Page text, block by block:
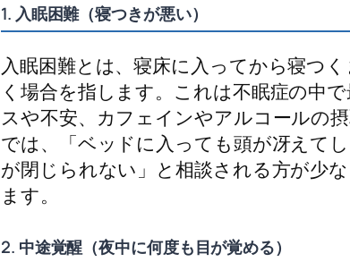
1. 入眠困難（寝つきが悪い）
入眠困難とは、寝床に入ってから寝つ
く場合を指します。これは不眠症の中
スや不安、カフェインやアルコールの
では、「ベッドに入っても頭が冴えて
が閉じられない」と相談される方が少
ます。
2. 中途覚醒（夜中に何度も目が覚める）